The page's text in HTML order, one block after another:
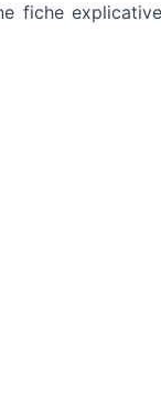
fiche